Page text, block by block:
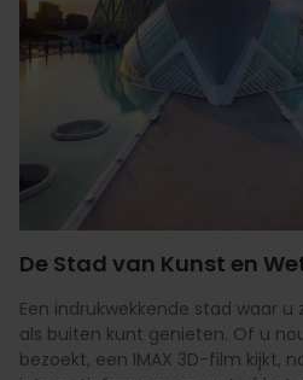
De Stad van Kunst en
Een indrukwekkende stad waar u
als buiten kunt genieten. Of u
bezoekt, een IMAX 3D-film kijkt,